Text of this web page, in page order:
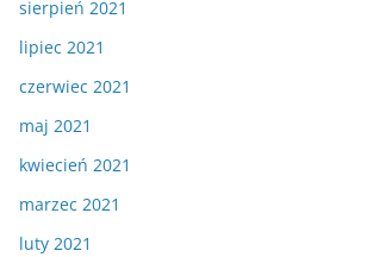
sierpień 2021
lipiec 2021
czerwiec 2021
maj 2021
kwiecień 2021
marzec 2021
luty 2021